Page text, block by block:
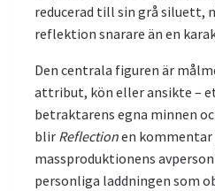
reducerad till sin grå siluett,
reflektion snarare än en
Den centrala figuren är
attribut, kön eller ansikte –
betraktarens egna minnen
blir Reflectionen kommentar
massproduktionens
personliga laddningen som